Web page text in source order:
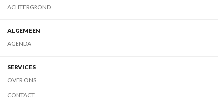
ACHTERGROND
ALGEMEEN
AGENDA
SERVICES
OVER ONS
CONTACT